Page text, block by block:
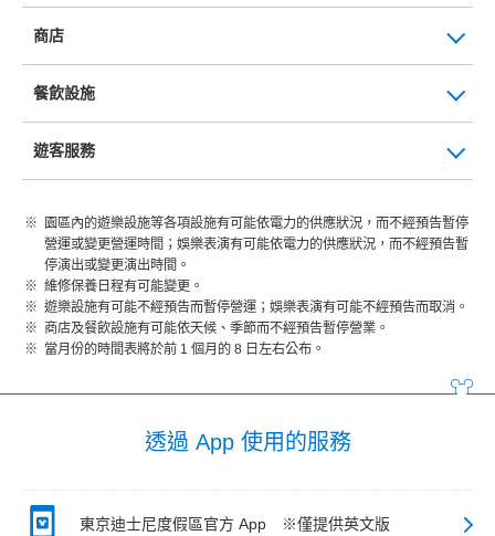
商店
餐飲設施
遊客服務
園區內的遊樂設施等各項設施有可能依電力的供應狀況，而不經預告暫停
營運或變更營運時間；娛樂表演有可能依電力的供應狀況，而不經預告暫
停演出或變更演出時間。
維修保養日程有可能變更。
遊樂設施有可能不經預告而暫停營運；娛樂表演有可能不經預告而取消。
商店及餐飲設施有可能依天候、季節而不經預告暫停營業。
當月份的時間表將於前 1 個月的 8 日左右公布。
透過 App 使用的服務
東京迪士尼度假區官方 App ※僅提供英文版